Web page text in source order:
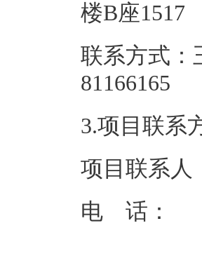
楼
联系方式：
3.项目联系
项目联系人
电 话：